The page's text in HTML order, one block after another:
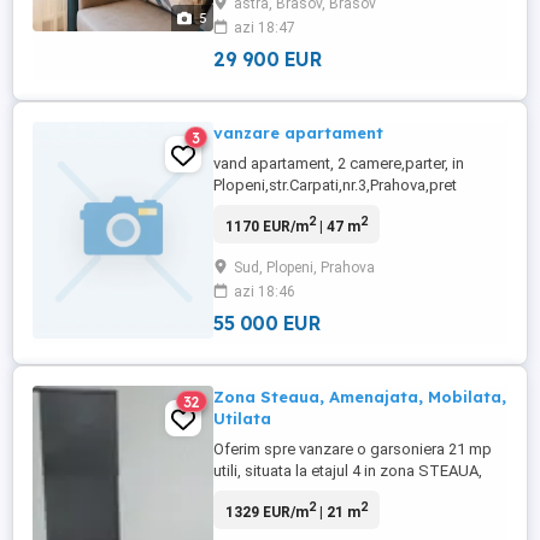
5
imediata apropiere piata, supermarket,
scoala, cresa, gradinita ,statie de autobuz,
loc de joaca . ...
astra, Brasov, Brasov
azi 18:47
29 900 EUR
3 vanzare apartament
vand apartament, 2 camere,parter, in
Plopeni,str.Carpati,nr.3,Prahova,pret
sau 0034642884562
1170 EUR/m2| 47 m2
Sud, Plopeni, Prahova
azi 18:46
55 000 EUR
32
Zona Steaua, Amenajata, Mobilata,
Utilata
Oferim spre vanzare o garsoniera 21 mp
utili, situata la etajul 4 in zona STEAUA,
compusa din hol, bucatarie, baie si
1329 EUR/m2| 21 m2